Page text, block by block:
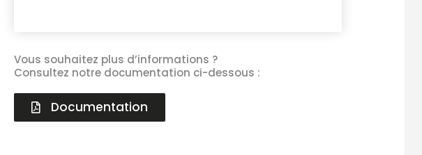
Vous souhaitez plus d’informations ?
Consultez notre documentation ci-dessous :
Documentation